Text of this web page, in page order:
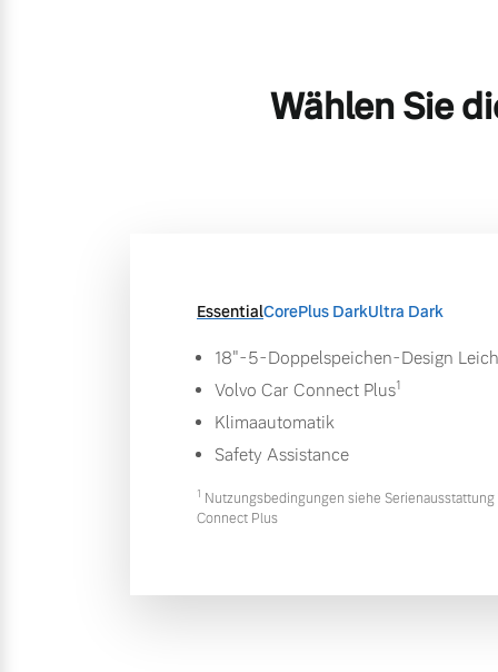
Wählen Sie
EssentialCorePlus DarkUltra Dark
18"-5-Doppelspeichen-Design
Volvo Car Connect Plus1
Klimaautomatik
Safety Assistance
1 Nutzungsbedingungen siehe Serienausstattung
Connect Plus